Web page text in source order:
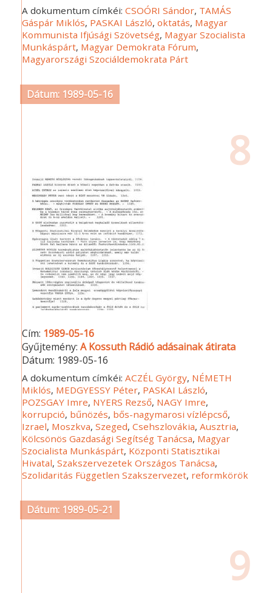
A dokumentum címkéi:CSOÓRI Sándor, TAMÁS
Gáspár Miklós, PASKAI László,oktatás, Magyar
Kommunista Ifjúsági Szövetség, Magyar Szocialista
Munkáspárt, Magyar Demokrata Fórum,
Magyarországi Szociáldemokrata Párt
Dátum: 1989-05-16
8
Cím: 1989-05-16
Gyűjtemény:A Kossuth Rádió adásainak átirata
Dátum: 1989-05-16
A dokumentum címkéi:ACZÉL György, NÉMETH
Miklós, MEDGYESSY Péter, PASKAI László,
POZSGAY Imre, NYERS Rezső, NAGY Imre,
korrupció, bűnözés, bős-nagymarosi vízlépcső,
Izrael, Moszkva,Szeged,Csehszlovákia,Ausztria,
Kölcsönös Gazdasági Segítség Tanácsa, Magyar
Szocialista Munkáspárt, Központi Statisztikai
Hivatal,Szakszervezetek Országos Tanácsa,
Szolidaritás Független Szakszervezet, reformkörök
Dátum: 1989-05-21
9